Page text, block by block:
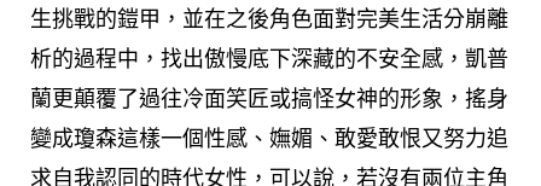
生挑戰的鎧甲，並在之後角色面對完美生活分崩離
析的過程中，找出傲慢底下深藏的不安全感，凱普
蘭更顛覆了過往冷面笑匠或搞怪女神的形象，搖身
變成瓊森這樣一個性感、嫵媚、敢愛敢恨又努力追
求自我認同的時代女性，可以說，若沒有兩位主角